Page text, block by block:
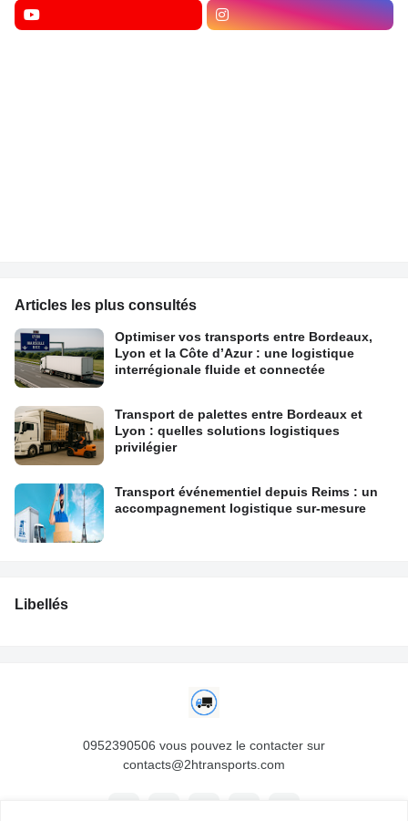
Articles les plus consultés
Optimiser vos transports entre Bordeaux,
Lyon et la Côte d’Azur : une logistique
interrégionale fluide et connectée
Transport de palettes entre Bordeaux et
Lyon : quelles solutions logistiques
privilégier
Transport événementiel depuis Reims : un
accompagnement logistique sur-mesure
Libellés
0952390506 vous pouvez le contacter sur
contacts@2htransports.com